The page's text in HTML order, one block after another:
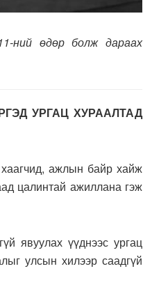
ний өдөр болж дараах
УРГАЦ ХУРААЛТАД
ажлын байр хайж
цалинтай ажиллана гэж
явуулах үүднээс ургац
улсын хилээр саадгүй